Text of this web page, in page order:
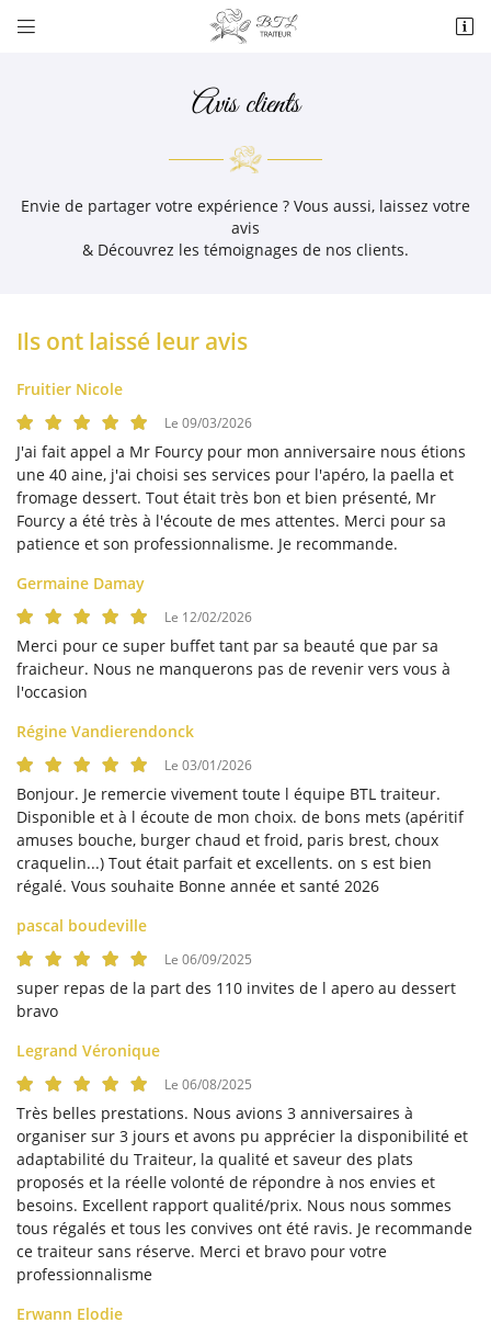
 
 Adresse email de réception
 Recopier le code ci-contre
Rafraîchir le captcha
En cochant cette case, vous consentez à recevoir nos propositions commerciales à
l'adresse email indiqué ci-dessus. Vous pouvez vous désinscrire à tout moment en
utilisant
le formulaire de désinscription.
Inscription
Avis clients
Envie de partager votre expérience ? Vous aussi, laissez votre
avis
& Découvrez les témoignages de nos clients.
Ils ont laissé leur avis
Fruitier Nicole
Le 09/03/2026
J'ai fait appel a Mr Fourcy pour mon anniversaire nous étions
une 40 aine, j'ai choisi ses services pour l'apéro, la paella et
fromage dessert. Tout était très bon et bien présenté, Mr
Fourcy a été très à l'écoute de mes attentes. Merci pour sa
patience et son professionnalisme. Je recommande.
Germaine Damay
Le 12/02/2026
Merci pour ce super buffet tant par sa beauté que par sa
fraicheur. Nous ne manquerons pas de revenir vers vous à
l'occasion
Régine Vandierendonck
Le 03/01/2026
Bonjour. Je remercie vivement toute l équipe BTL traiteur.
Disponible et à l écoute de mon choix. de bons mets (apéritif
amuses bouche, burger chaud et froid, paris brest, choux
craquelin...) Tout était parfait et excellents. on s est bien
régalé. Vous souhaite Bonne année et santé 2026
pascal boudeville
Le 06/09/2025
super repas de la part des 110 invites de l apero au dessert
bravo
Legrand Véronique
Le 06/08/2025
Très belles prestations. Nous avions 3 anniversaires à
organiser sur 3 jours et avons pu apprécier la disponibilité et
adaptabilité du Traiteur, la qualité et saveur des plats
proposés et la réelle volonté de répondre à nos envies et
besoins. Excellent rapport qualité/prix. Nous nous sommes
tous régalés et tous les convives ont été ravis. Je recommande
ce traiteur sans réserve. Merci et bravo pour votre
professionnalisme
Erwann Elodie